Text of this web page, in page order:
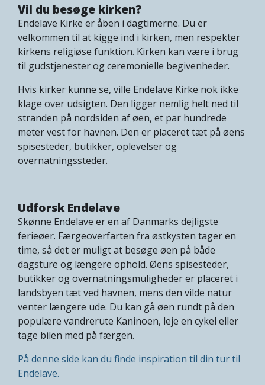
Vil du besøge kirken?
Endelave Kirke er åben i dagtimerne. Du er
velkommen til at kigge ind i kirken, men respekter
kirkens religiøse funktion. Kirken kan være i brug
til gudstjenester og ceremonielle begivenheder.
Hvis kirker kunne se, ville Endelave Kirke nok ikke
klage over udsigten. Den ligger nemlig helt ned til
stranden på nordsiden af øen, et par hundrede
meter vest for havnen. Den er placeret tæt på øens
spisesteder, butikker, oplevelser og
overnatningssteder.
Udforsk Endelave
Skønne Endelave er en af Danmarks dejligste
ferieøer. Færgeoverfarten fra østkysten tager en
time, så det er muligt at besøge øen på både
dagsture og længere ophold. Øens spisesteder,
butikker og overnatningsmuligheder er placeret i
landsbyen tæt ved havnen, mens den vilde natur
venter længere ude. Du kan gå øen rundt på den
populære vandrerute Kaninoen, leje en cykel eller
tage bilen med på færgen.
På denne side kan du finde inspiration til din tur til
Endelave.